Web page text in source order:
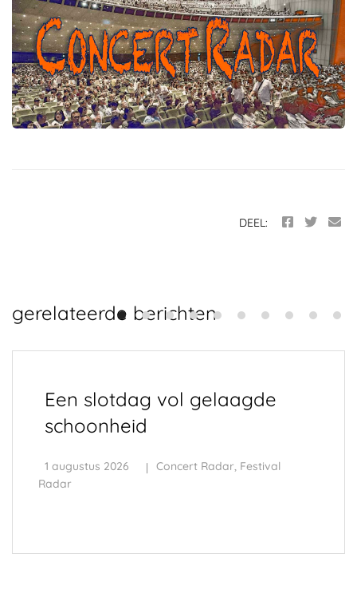
DEEL:
gerelateerde berichten
Een slotdag vol gelaagde
schoonheid
1 augustus 2026 Concert Radar, Festival
Radar